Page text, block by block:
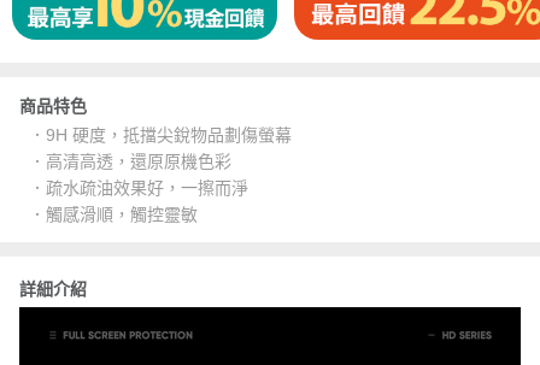
商品特色
．9H 硬度，抵擋尖銳物品劃傷螢幕
．高清高透，還原原機色彩
．疏水疏油效果好，一擦而淨
．觸感滑順，觸控靈敏
詳細介紹